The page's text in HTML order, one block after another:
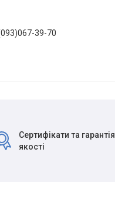
39-70
Сертифікати та гарантія
якості